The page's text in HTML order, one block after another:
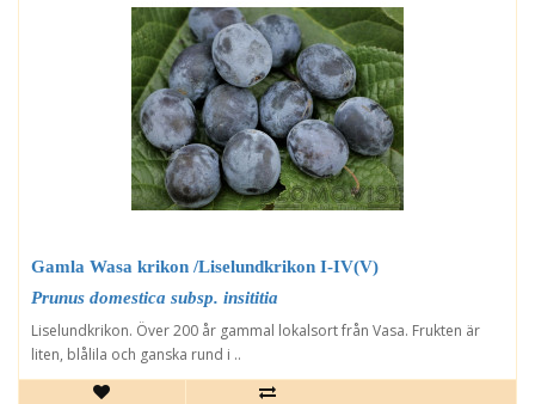
Gamla Wasa krikon /Liselundkrikon I-IV(V)
Prunus domestica subsp. insititia
Liselundkrikon. Över 200 år gammal lokalsort från Vasa. Frukten är
liten, blålila och ganska rund i ..